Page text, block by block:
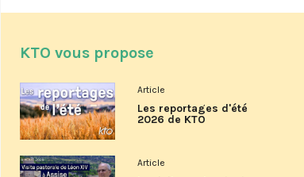
KTO vous propose
Article
Les reportages d'été
2026 de KTO
Article